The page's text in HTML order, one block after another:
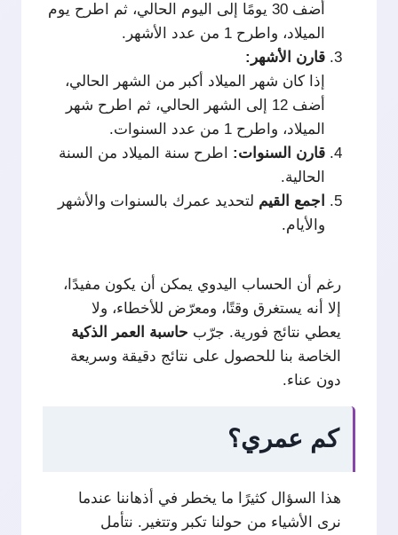
أضف 30 يومًا إلى اليوم الحالي، ثم اطرح يوم
الميلاد، واطرح 1 من عدد الأشهر.
قارن
الأشهر:
إذا كان شهر الميلاد أكبر من الشهر الحالي،
أضف 12 إلى الشهر الحالي، ثم اطرح شهر
الميلاد، واطرح 1 من عدد السنوات.
قارن السنوات: اطرح سنة الميلاد من السنة
الحالية.
اجمع القيم لتحديد عمرك بالسنوات والأشهر
والأيام.
رغم أن الحساب اليدوي يمكن أن يكون مفيدًا،
إلا أنه يستغرق وقتًا، ومعرّض للأخطاء، ولا
يعطي نتائج فورية. جرّب حاسبة العمر الذكية
الخاصة بنا للحصول على نتائج دقيقة وسريعة
دون عناء.
كم عمري؟
هذا السؤال كثيرًا ما يخطر في أذهاننا عندما
نرى الأشياء من حولنا تكبر وتتغير. نتأمل